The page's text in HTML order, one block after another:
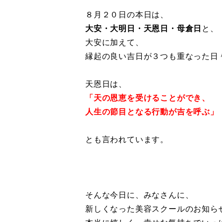
８月２０日の本日は、
大安・大明日・天恩日・母倉日 と、
大安に加えて、
縁起の良い吉日が３つも重なった日
天恩日は、
「天の恩恵を受けることができ、
人生の節目となる行動が吉を呼ぶ」
とも言われています。
そんな今日に、みなさんに、
新しくなった美容スクールのお知ら